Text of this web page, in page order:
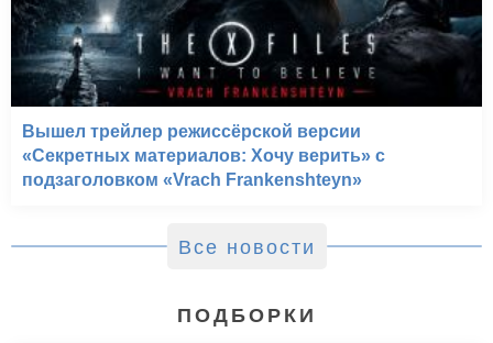
Вышел трейлер режиссёрской версии
«Секретных материалов: Хочу верить» с
подзаголовком «Vrach Frankenshteyn»
Все новости
ПОДБОРКИ